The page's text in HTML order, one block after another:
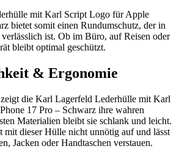
mit Karl Script Logo für Apple
bietet somit einen Rundumschutz, der in
ist. Ob im Büro, auf Reisen oder
bleibt optimal geschützt.
& Ergonomie
die Karl Lagerfeld Lederhülle mit Karl
17 Pro – Schwarz ihre wahren
Materialien bleibt sie schlank und leicht.
mit dieser Hülle nicht unnötig auf und lässt
Jacken oder Handtaschen verstauen.